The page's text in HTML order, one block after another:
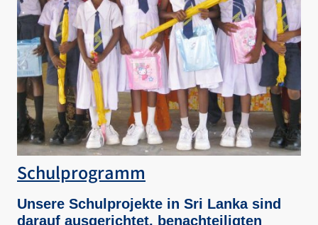
Schulprogramm
Unsere Schulprojekte in Sri Lanka sind
darauf ausgerichtet, benachteiligten